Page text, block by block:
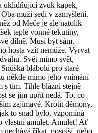
uklidňující zvuk kapek,
muži sedí v zamyšlení.
od Meče je ale natolik
teplé vonné tekutiny,
dílně. Musí být sám.
hosta vzít nemůže. Vyrvat
Svět mimo svět,
blábolů pro staré
někde mimo jeho vnímání
s tím. Tihle blázni stejně
se jim upřít nedá. To, co
zajímavé. Krotit démony,
to snad bylo, vzpomíná
vlastní amulet. Amulet! Ať
nechává říkat, pospíší, nebo